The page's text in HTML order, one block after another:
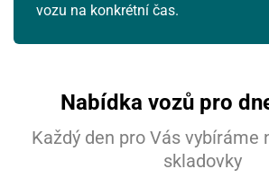
vozu na konkrétní čas.
Nabídka vozů pro
Každý den pro Vás vybíráme
skladovky